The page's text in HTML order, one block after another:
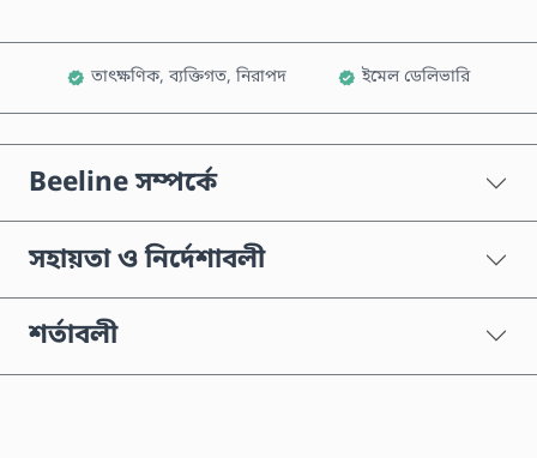
তাৎক্ষণিক, ব্যক্তিগত, নিরাপদ ইমেল ডেলিভারি
Beeline সম্পর্কে
সহায়তা ও নির্দেশাবলী
শর্তাবলী